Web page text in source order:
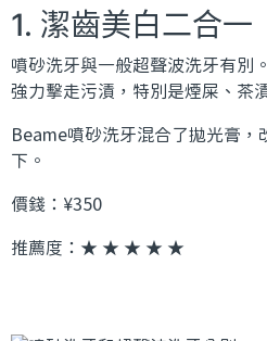
1. 潔齒美白二合
噴砂洗牙與一般超聲波洗牙有別
強力擊走污漬，特別是煙屎、茶
Beame噴砂洗牙混合了拋光膏
下。
價錢：¥350
推薦度：★ ★ ★ ★ ★